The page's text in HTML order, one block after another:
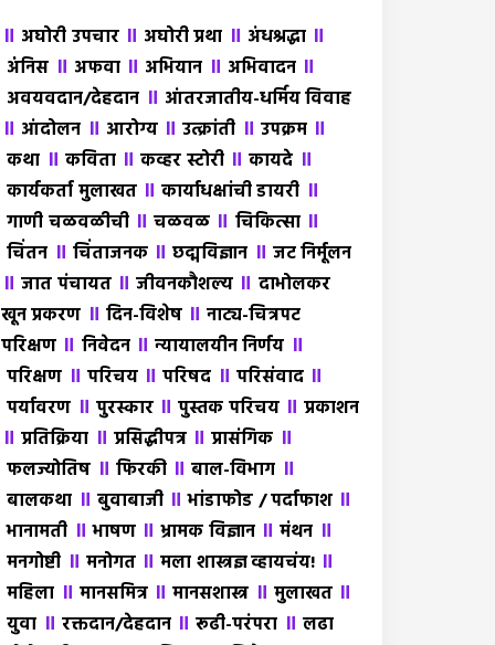
॥ अघोरी उपचार ॥ अघोरी प्रथा ॥ अंधश्रद्धा ॥
अंंनिस ॥ अफवा ॥ अभियान ॥ अभिवादन ॥
अवयवदान/देहदान ॥ आंतरजातीय-धर्मिय विवाह
॥ आंदोलन ॥ आरोग्य ॥उत्क्रांती ॥उपक्रम ॥
कथा ॥ कविता ॥कव्हर स्टोरी ॥कायदे ॥
कार्यकर्ता मुलाखत ॥कार्याधक्षांची डायरी ॥
गाणी चळवळीची ॥चळवळ ॥ चिकित्सा ॥
चिंतन ॥ चिंताजनक ॥छद्मविज्ञान ॥जट निर्मूलन
॥जात पंचायत ॥जीवनकौशल्य ॥ दाभोलकर
खून प्रकरण ॥ दिन-विशेष ॥नाट्य-चित्रपट
परिक्षण ॥ निवेदन ॥न्यायालयीन निर्णय ॥
परिक्षण ॥ परिचय ॥परिषद ॥परिसंवाद ॥
पर्यावरण ॥ पुरस्कार ॥पुस्तक परिचय ॥प्रकाशन
॥प्रतिक्रिया ॥ प्रसिद्धीपत्र ॥प्रासंगिक ॥
फलज्योतिष ॥ फिरकी ॥बाल-विभाग ॥
बालकथा ॥ बुवाबाजी ॥भांडाफोड / पर्दाफाश ॥
भानामती ॥भाषण ॥भ्रामक विज्ञान ॥मंथन ॥
मनगोष्टी ॥ मनोगत ॥मला शास्त्रज्ञ व्हायचंय! ॥
महिला ॥ मानसमित्र ॥मानसशास्त्र ॥मुलाखत ॥
युवा ॥ रक्तदान/देहदान ॥रूढी-परंपरा ॥लढा